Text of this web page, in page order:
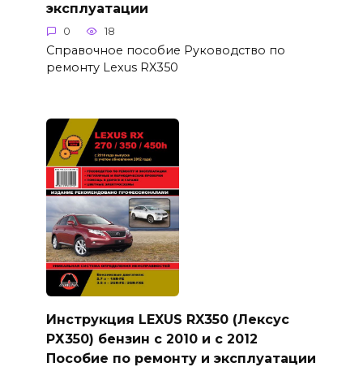
эксплуатации
0 18
Справочное пособие Руководство по
ремонту Lexus RX350
Инструкция LEXUS RX350 (Лексус
РХ350) бензин с 2010 и с 2012
Пособие по ремонту и эксплуатации